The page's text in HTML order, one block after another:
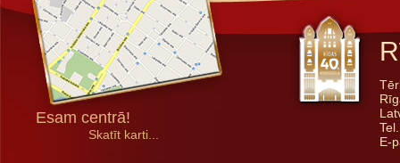
Esam centrā!
Skatīt karti...
E-